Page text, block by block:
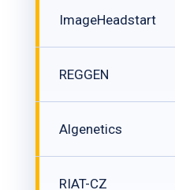
ImageHeadstart
REGGEN
Algenetics
RIAT-CZ